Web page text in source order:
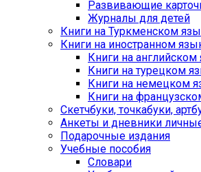
Развивающие
Журналы для детей
Книги на Туркменском
Книги на иностранном
Книги на
Книги на турецком
Книги на немецком
Книги на
Cкетчбуки, точкабуки,
Анкеты и дневники
Подарочные издания
Учебные пособия
Словари